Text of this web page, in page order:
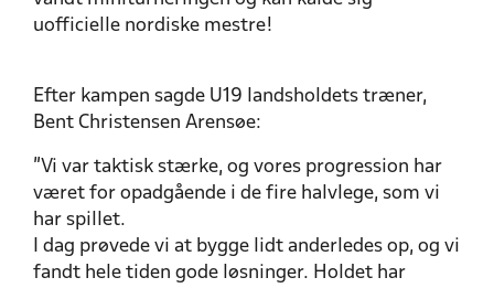
uofficielle nordiske mestre!
Efter kampen sagde U19 landsholdets træner,
Bent Christensen Arensøe:
"Vi var taktisk stærke, og vores progression har
været for opadgående i de fire halvlege, som vi
har spillet.
I dag prøvede vi at bygge lidt anderledes op, og vi
fandt hele tiden gode løsninger. Holdet har